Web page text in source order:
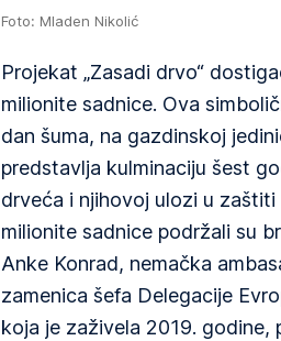
Foto: Mladen Nikolić
Projekat „Zasadi drvo“
milionite sadnice. Ova
dan šuma, na gazdinskoj
predstavlja kulminaciju šest
drveća i njihovoj ulozi u
milionite sadnice podržali su
Anke Konrad, nemačka
zamenica šefa Delegacije
koja je zaživela 2019. godine,